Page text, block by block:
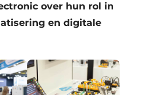
over hun rol in
en digitale